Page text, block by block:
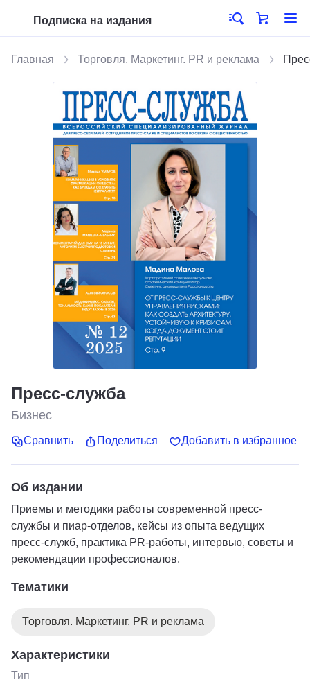
Подписка на издания
Главная Торговля. Маркетинг. PR и реклама
Пресс-служба
Бизнес
Сравнить Поделиться Добавить в избранное
Об издании
Приемы и методики работы современной пресс-
службы и пиар-отделов, кейсы из опыта ведущих
пресс-служб, практика PR-работы, интервью, советы и
рекомендации профессионалов.
Тематики
Торговля. Маркетинг. PR и реклама
Характеристики
Тип